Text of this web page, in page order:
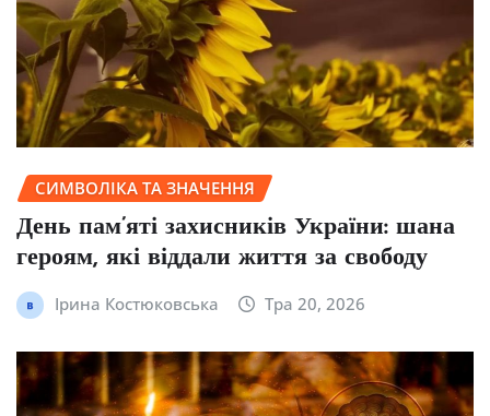
СИМВОЛІКА ТА ЗНАЧЕННЯ
День пам’яті захисників України: шана
героям, які віддали життя за свободу
Ірина Костюковська Тра 20, 2026